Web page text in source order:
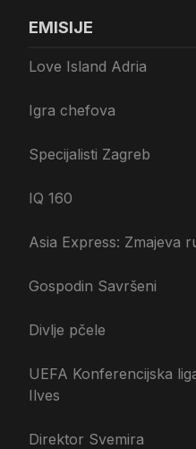
EMISIJE
Love Island Adria
Igra chefova
Specijalisti Zagreb
IQ 160
Asia Express: Zmajeva
Gospodin Savršeni
Divlje pčele
UEFA Konferencijska
Ilves
Direktor Svemira